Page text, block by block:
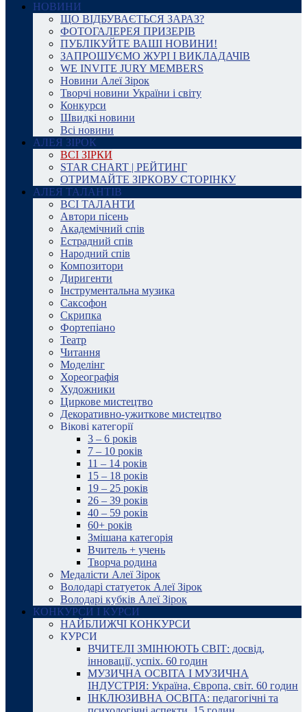
НОВИНИ
ЩО ВІДБУВАЄТЬСЯ ЗАРАЗ?
ФОТОГАЛЕРЕЯ ПРИЗЕРІВ
ПУБЛІКУЙТЕ ВАШІ НОВИНИ!
ЗАПРОШУЄМО ЖУРІ І ВИКЛАДАЧІВ
WE INVITE JURY MEMBERS
Новини Алеї Зірок
Творчі новини України і світу
Конкурси
Швидкі новини
Всі новини
АЛЕЯ ЗІРОК
ВСІ ЗІРКИ
STAR CHART | РЕЙТИНГ
ОТРИМАЙТЕ ЗІРКОВУ СТОРІНКУ
АЛЕЯ ТАЛАНТІВ
ВСІ ТАЛАНТИ
Автори пісень
Академічний спів
Естрадний спів
Народний спів
Композитори
Диригенти
Інструментальна музика
Саксофон
Скрипка
Фортепіано
Театр
Читання
Моделінг
Хореографія
Художники
Циркове мистецтво
Декоративно-ужиткове мистецтво
Вікові категорії
3 – 6 років
7 – 10 років
11 – 14 років
15 – 18 років
19 – 25 років
26 – 39 років
40 – 59 років
60+ років
Змішана категорія
Вчитель + учень
Творча родина
Медалісти Алеї Зірок
Володарі статуеток Алеї Зірок
Володарі кубків Алеї Зірок
КОНКУРСИ І КУРСИ
НАЙБЛИЖЧІ КОНКУРСИ
КУРСИ
ВЧИТЕЛІ ЗМІНЮЮТЬ СВІТ: досвід,
інновації, успіх. 60 годин
МУЗИЧНА ОСВІТА І МУЗИЧНА
ІНДУСТРІЯ: Україна, Європа, світ. 60 годин
ІНКЛЮЗИВНА ОСВІТА: педагогічні та